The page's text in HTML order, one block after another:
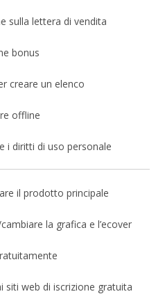
sulla lettera di vendita
bonus
creare un elenco
offline
i diritti di uso personale
il prodotto principale
la grafica e l’ecover
siti web di iscrizione gratuita